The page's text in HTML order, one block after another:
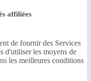
affiliées
de fournir des Services
d'utiliser les moyens de
les meilleures conditions